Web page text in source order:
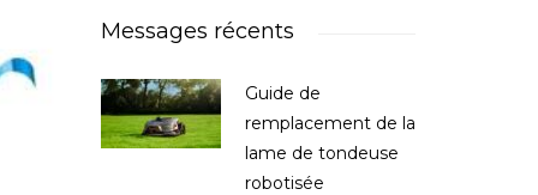
Messages récents
Guide de
remplacement de la
lame de tondeuse
robotisée